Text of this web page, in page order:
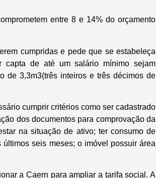
entre 8 e 14% do orçamento
cumpridas e pede que se estabeleça
capta de até um salário mínimo sejam
de 3,3m3(três inteiros e três décimos de
cumprir critérios como ser cadastrado
dos documentos para comprovação da
na situação de ativo; ter consumo de
seis meses; o imóvel possuir área
a Caern para ampliar a tarifa social. A